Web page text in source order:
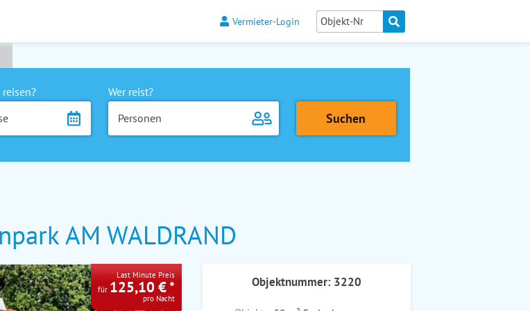
Vermieter-Login
Wer reist?
Personen
AM WALDRAND
Last Minute Preis
für 125,10 € *
pro Nacht
Objektnummer: 3220